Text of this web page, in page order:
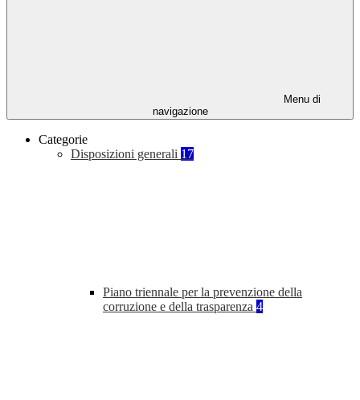
Menu di
navigazione
Categorie
Disposizioni generali 17
Piano triennale per la prevenzione della
corruzione e della trasparenza 4